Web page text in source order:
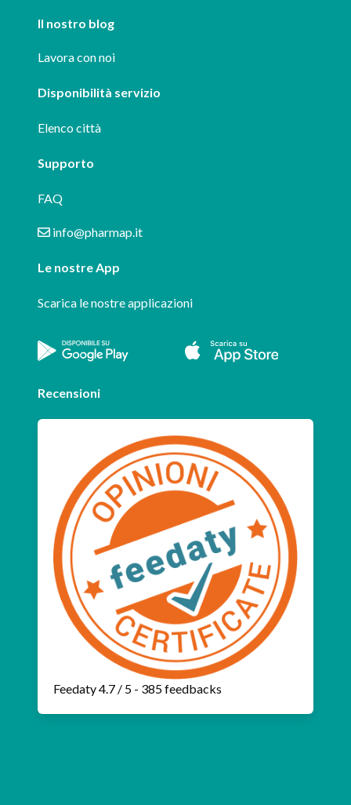
Il nostro blog
Lavora con noi
Disponibilità servizio
Elenco città
Supporto
FAQ
info@pharmap.it
Le nostre App
Scarica le nostre applicazioni
Recensioni
Feedaty4.7 / 5 - 385feedbacks